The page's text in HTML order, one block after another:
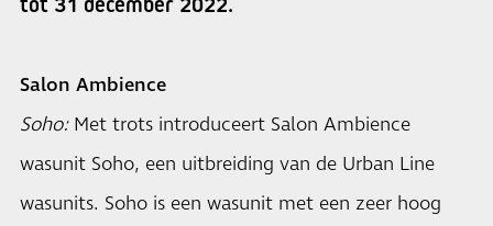
Salon Ambience
Soho:Met trots introduceert Salon Ambience
wasunit Soho, een uitbreiding van de Urban Line
wasunits. Soho is een wasunit met een zeer hoog